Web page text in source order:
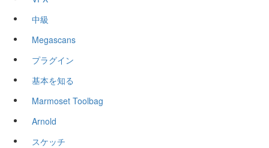
中級
Megascans
プラグイン
基本を知る
Marmoset Toolbag
Arnold
スケッチ